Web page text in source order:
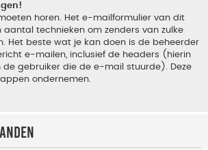
horen. Het e-mailformulier van dit
technieken om zenders van zulke
Het beste wat je kan doen is de beheerder
e-mailen, inclusief de headers (hierin
gebruiker die de e-mail stuurde). Deze
ondernemen.